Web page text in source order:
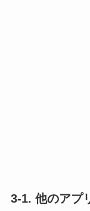
3-1. 他のアプ